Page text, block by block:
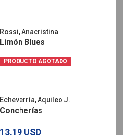
Rossi, Anacristina
Limón Blues
PRODUCTO AGOTADO
Echeverría, Aquileo J.
Concherías
13.19 USD